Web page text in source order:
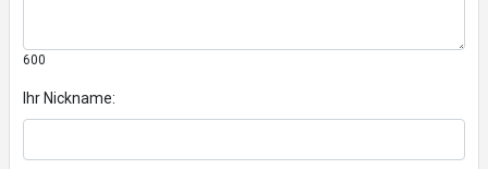
600
Ihr Nickname: